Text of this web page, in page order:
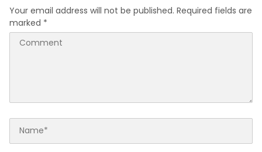
Your email address will not be published. Required fields are
marked *